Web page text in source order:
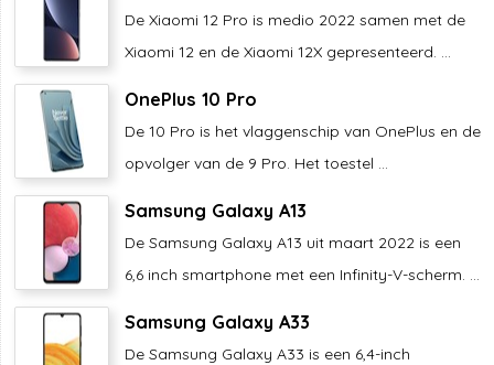
De Xiaomi 12 Pro is medio 2022 samen met de
Xiaomi 12 en de Xiaomi 12X gepresenteerd. ...
OnePlus 10 Pro
De 10 Pro is het vlaggenschip van OnePlus en de
opvolger van de 9 Pro. Het toestel ...
Samsung Galaxy A13
De Samsung Galaxy A13 uit maart 2022 is een
6,6 inch smartphone met een Infinity-V-scherm. ...
Samsung Galaxy A33
De Samsung Galaxy A33 is een 6,4-inch